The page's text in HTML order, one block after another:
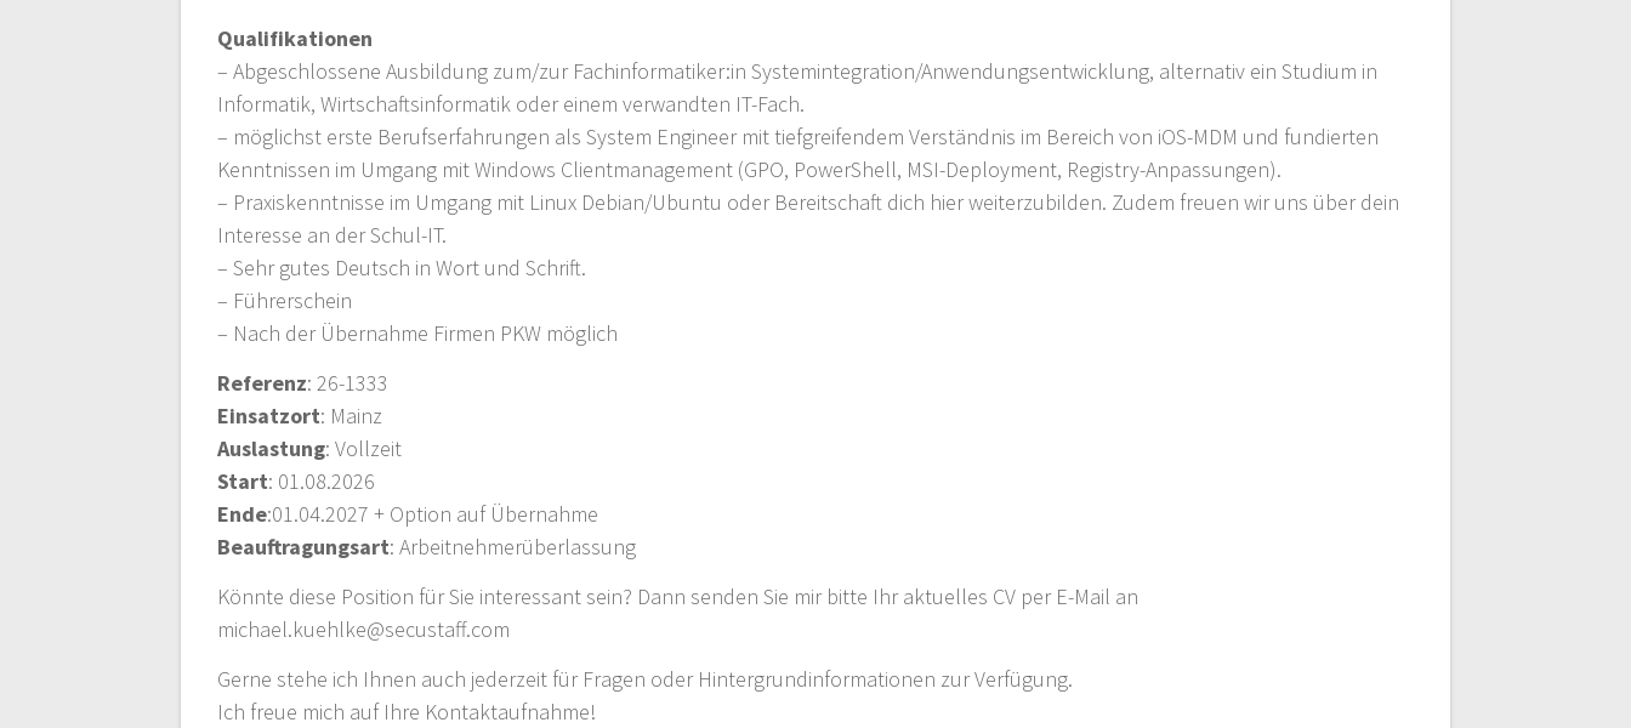
Qualifikationen
– Abgeschlossene Ausbildung zum/zur Fachinformatiker:in Systemintegration/Anwendungsentwicklung, alternativ ein Studium in
Informatik, Wirtschaftsinformatik oder einem verwandten IT-Fach.
– möglichst erste Berufserfahrungen als System Engineer mit tiefgreifendem Verständnis im Bereich von iOS-MDM und fundierten
Kenntnissen im Umgang mit Windows Clientmanagement (GPO, PowerShell, MSI-Deployment, Registry-Anpassungen).
– Praxiskenntnisse im Umgang mit Linux Debian/Ubuntu oder Bereitschaft dich hier weiterzubilden. Zudem freuen wir uns über dein
Interesse an der Schul-IT.
– Sehr gutes Deutsch in Wort und Schrift.
– Führerschein
– Nach der Übernahme Firmen PKW möglich
Referenz: 26-1333
Einsatzort: Mainz
Auslastung: Vollzeit
Start: 01.08.2026
Ende:01.04.2027 + Option auf Übernahme
Beauftragungsart: Arbeitnehmerüberlassung
Könnte diese Position für Sie interessant sein? Dann senden Sie mir bitte Ihr aktuelles CV per E-Mail an
michael.kuehlke@secustaff.com
Gerne stehe ich Ihnen auch jederzeit für Fragen oder Hintergrundinformationen zur Verfügung.
Ich freue mich auf Ihre Kontaktaufnahme!